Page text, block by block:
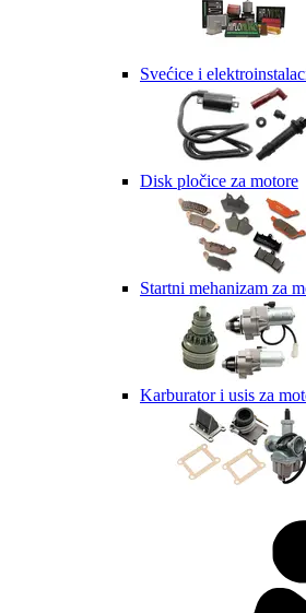
Svećice i
Disk pločice za motore
Startni mehanizam za
Karburator i usis za